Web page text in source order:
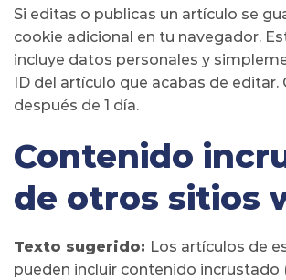
Si editas o publicas un artículo se
cookie adicional en tu navegador.
incluye datos personales y
ID del artículo que acabas de editar.
después de 1 día.
Contenido
de otros sitios
Texto sugerido: Los artículos de
pueden incluir contenido incrustado